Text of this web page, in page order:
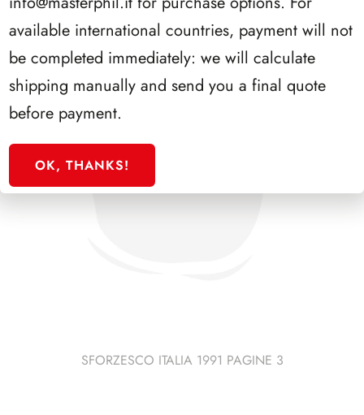
SFORZESCO ITALIA 1991 PAGINE 3
available international countries, payment will not
be completed immediately: we will calculate
shipping manually and send you a final quote
before payment.
OK, THANKS!